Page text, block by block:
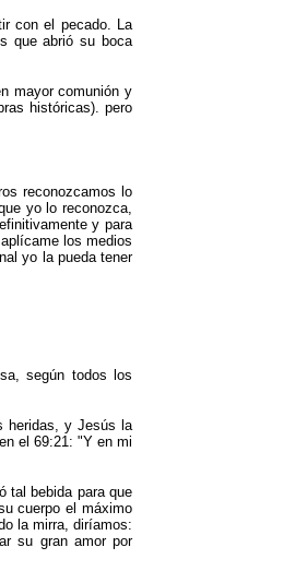
con el pecado. La
que abrió su boca
mayor comunión y
históricas). pero
reconozcamos lo
yo lo reconozca,
y para
los medios
yo la pueda tener
según todos los
heridas, y Jesús la
el 69:21: "Y en mi
tal bebida para que
cuerpo el máximo
la mirra, diríamos:
su gran amor por